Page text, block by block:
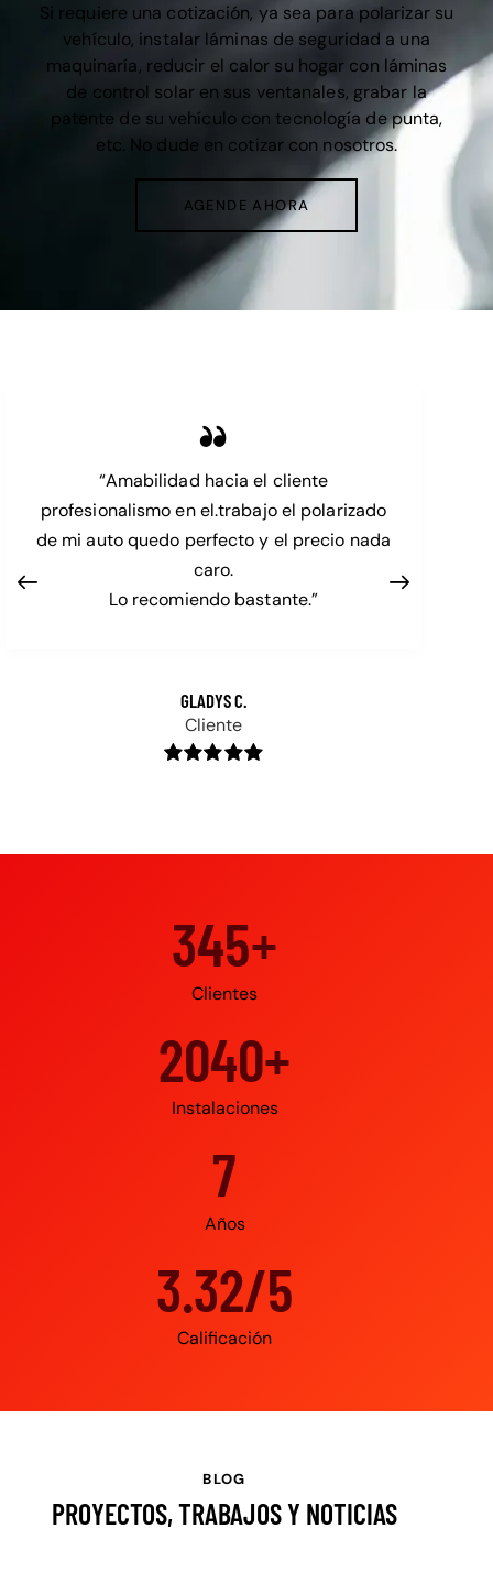
Si requiere una cotización, ya sea para polarizar su
vehículo, instalar láminas de seguridad a una
maquinaría, reducir el calor su hogar con láminas
de control solar en sus ventanales, grabar la
patente de su vehículo con tecnología de punta,
etc. No dude en cotizar con nosotros.
AGENDE AHORA
“Amabilidad hacia el cliente
profesionalismo en el.trabajo el polarizado
de mi auto quedo perfecto y el precio nada
caro.
Lo recomiendo bastante.”
GLADYS C.
Cliente
500+
Clientes
3000+
Instalaciones
10
Años
4.95/5
Calificación
BLOG
PROYECTOS, TRABAJOS Y NOTICIAS